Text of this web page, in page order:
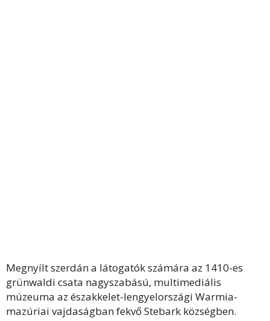
Megnyílt szerdán a látogatók számára az 1410-es
grünwaldi csata nagyszabású, multimediális
múzeuma az északkelet-lengyelországi Warmia-
mazúriai vajdaságban fekvő Stebark községben.